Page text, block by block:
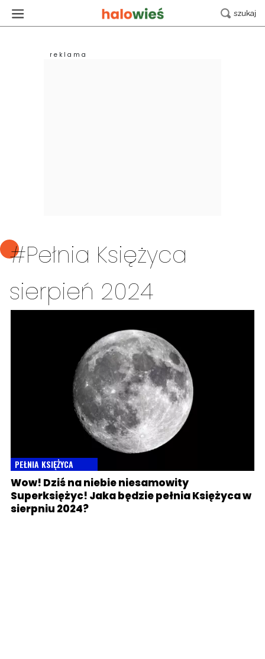
#Pełnia Księżyca
sierpień 2024
PEŁNIA KSIĘŻYCA
Wow! Dziś na niebie niesamowity
Superksiężyc! Jaka będzie pełnia Księżyca w
sierpniu 2024?